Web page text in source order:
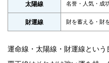
太陽線 名誉・人気・成
財運線 財を蓄える・財
運命線・太陽線・財運線という